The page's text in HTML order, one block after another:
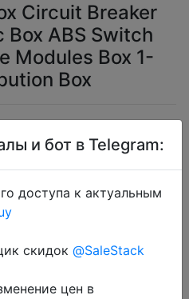
Circuit Breaker
ABS Switch
Modules Box 1-
Box
магазин
и бот в Telegram:
доступа к актуальным
скидок @SaleStack
цен в